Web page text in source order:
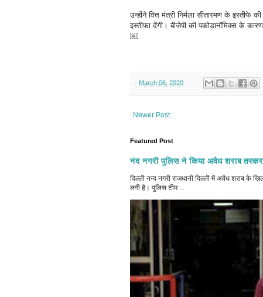
उन्होंने वित्त मंत्री निर्मला सीतारमण के
इस्तीफा देंगी। बीजेपी की पकोड़ानॉमिक्स के
￼
- March 06, 2020
Newer Post
Featured Post
नंद नगरी पुलिस ने किया अवैध शराब तस्कर
दिल्ली नन्द नगरी राजधानी दिल्ली में अवैध शराब के
लगी है। पुलिस टीम ...